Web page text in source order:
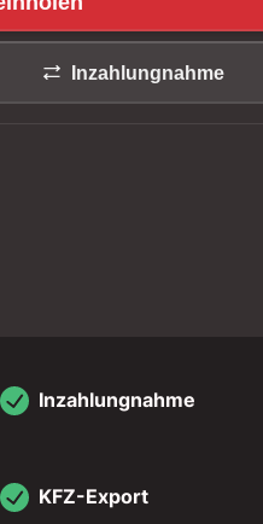
Inzahlungnahme
Inzahlungnahme
KFZ-Export